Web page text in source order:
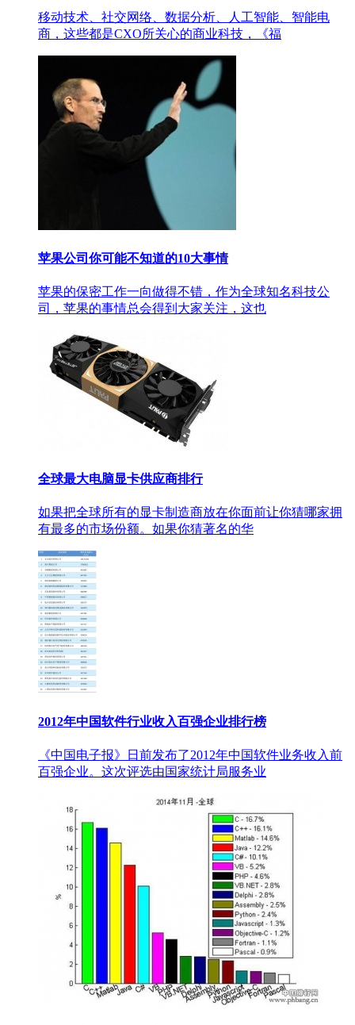
移动技术、社交网络、数据分析、人工智能、智能电
商，这些都是CXO所关心的商业科技，《福
苹果公司你可能不知道的10大事情
苹果的保密工作一向做得不错，作为全球知名科技公
司，苹果的事情总会得到大家关注，这也
全球最大电脑显卡供应商排行
如果把全球所有的显卡制造商放在你面前让你猜哪家拥
有最多的市场份额。如果你猜著名的华
2012年中国软件行业收入百强企业排行榜
《中国电子报》日前发布了2012年中国软件业务收入前
百强企业。这次评选由国家统计局服务业